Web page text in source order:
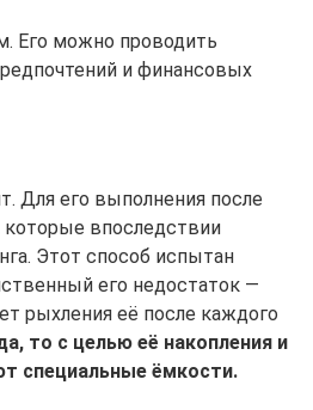
Его можно проводить
и финансовых
Для его выполнения после
впоследствии
Этот способ испытан
его недостаток —
рыхления её после каждого
то с целью её накопления и
специальные ёмкости.